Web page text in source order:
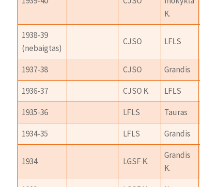
K.
1938-39
(nebaigtas)
CJSO LFLS
1937-38
CJSO Grandis
1936-37
CJSO K. LFLS
1935-36
LFLS Tauras
1934-35
LFLS Grandis
1934 LGSF K.
Grandis
K.